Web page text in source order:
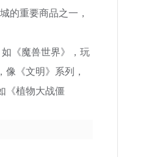
的重要商品之一，
《魔兽世界》，玩
《文明》系列，
《植物大战僵